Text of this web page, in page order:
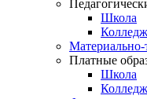
Школа
Колледж
Материально-
Платные
Школа
Колледж